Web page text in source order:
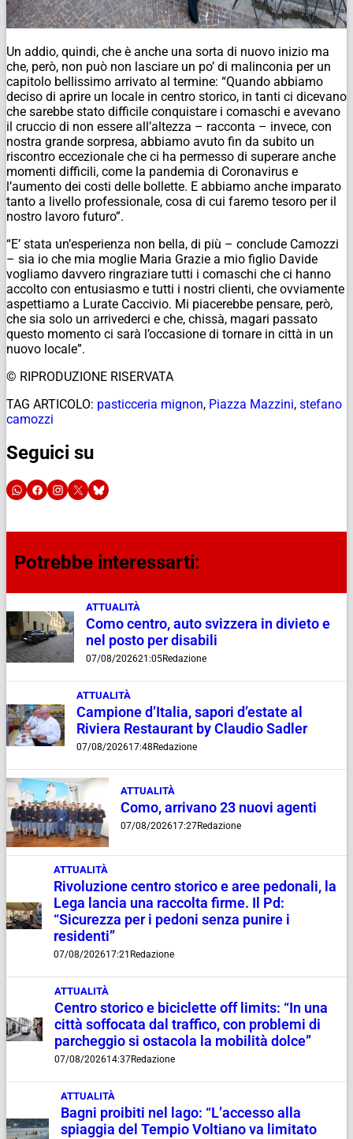
Un addio, quindi, che è anche una sorta di nuovo inizio ma
che, però, non può non lasciare un po’ di malinconia per un
capitolo bellissimo arrivato al termine: “Quando abbiamo
deciso di aprire un locale in centro storico, in tanti ci dicevano
che sarebbe stato difficile conquistare i comaschi e avevano
il cruccio di non essere all’altezza – racconta – invece, con
nostra grande sorpresa, abbiamo avuto fin da subito un
riscontro eccezionale che ci ha permesso di superare anche
momenti difficili, come la pandemia di Coronavirus e
l’aumento dei costi delle bollette. E abbiamo anche imparato
tanto a livello professionale, cosa di cui faremo tesoro per il
nostro lavoro futuro”.
“E’ stata un’esperienza non bella, di più – conclude Camozzi
– sia io che mia moglie Maria Grazie a mio figlio Davide
vogliamo davvero ringraziare tutti i comaschi che ci hanno
accolto con entusiasmo e tutti i nostri clienti, che ovviamente
aspettiamo a Lurate Caccivio. Mi piacerebbe pensare, però,
che sia solo un arrivederci e che, chissà, magari passato
questo momento ci sarà l’occasione di tornare in città in un
nuovo locale”.
© RIPRODUZIONE RISERVATA
TAG ARTICOLO: pasticceria mignon, Piazza Mazzini, stefano
camozzi
Seguici su
Potrebbe interessarti:
ATTUALITÀ
Como centro, auto svizzera in divieto e
nel posto per disabili
07/08/202621:05Redazione
ATTUALITÀ
Campione d’Italia, sapori d’estate al
Riviera Restaurant by Claudio Sadler
07/08/202617:48 Redazione
ATTUALITÀ
Como, arrivano 23 nuovi agenti
07/08/202617:27Redazione
ATTUALITÀ
Rivoluzione centro storico e aree pedonali, la
Lega lancia una raccolta firme. Il Pd:
“Sicurezza per i pedoni senza punire i
residenti”
07/08/202617:21 Redazione
ATTUALITÀ
Centro storico e biciclette off limits: “In una
città soffocata dal traffico, con problemi di
parcheggio si ostacola la mobilità dolce”
07/08/202614:37Redazione
ATTUALITÀ
Bagni proibiti nel lago: “L’accesso alla
spiaggia del Tempio Voltiano va limitato